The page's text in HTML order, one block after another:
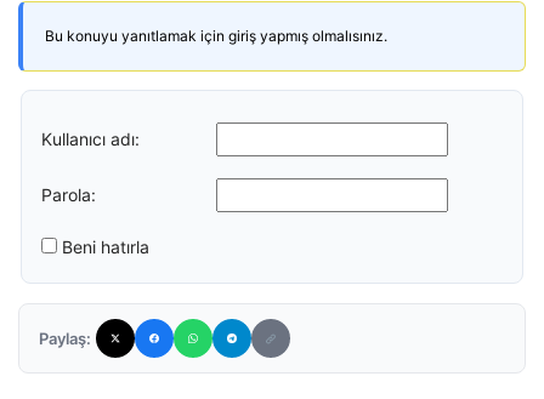
Bu konuyu yanıtlamak için giriş yapmış olmalısınız.
Kullanıcı adı:
Parola:
Beni hatırla
Paylaş: